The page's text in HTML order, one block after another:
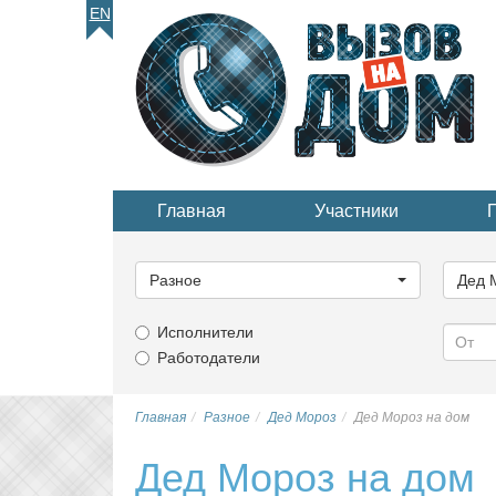
EN
Главная Участники
категорию...
Разное Дед
Исполнители
Работодатели
Главная Разное Дед Мороз Дед Мороз на дом
Дед Мороз на дом